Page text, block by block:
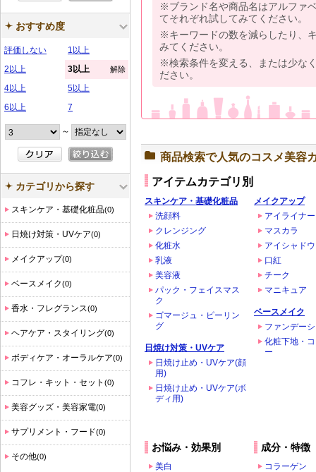
※ブランド名や商品名はアルファ
てそれぞれ試してみてください。
※キーワードの数を減らしたり、
みてください。
※検索条件を変える、または少な
ださい。
商品検索で人気のコスメ美容
アイテムカテゴリ別
スキンケア・基礎化粧品
洗顔料
クレンジング
化粧水
乳液
美容液
パック・フェイスマス
ク
ゴマージュ・ピーリン
グ
日焼け対策・UVケア
日焼け止め・UVケア(顔
用)
日焼け止め・UVケア(ボ
ディ用)
メイクアップ
アイライナー
マスカラ
アイシャドウ
口紅
チーク
マニキュア
ベースメイク
ファンデー
化粧下地・
ー
お悩み・効果別
美白
成分・特徴
コラーゲン
おすすめ度
評価しない
1以上
2以上
3以上 解除
4以上
5以上
6以上
7
～
カテゴリから探す
スキンケア・基礎化粧品(0)
日焼け対策・UVケア(0)
メイクアップ(0)
ベースメイク(0)
香水・フレグランス(0)
ヘアケア・スタイリング(0)
ボディケア・オーラルケア(0)
コフレ・キット・セット (0)
美容グッズ・美容家電(0)
サプリメント・フード(0)
その他(0)